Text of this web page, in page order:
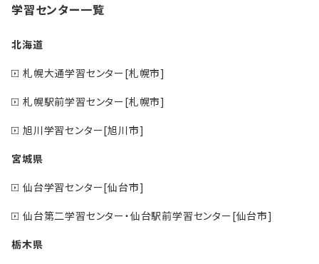
学習センター一覧
北海道
札幌大通学習センター[札幌市]
札幌駅前学習センター[札幌市]
旭川学習センター[旭川市]
宮城県
仙台学習センター[仙台市]
仙台第二学習センター・仙台駅前学習センター[仙台市]
栃木県